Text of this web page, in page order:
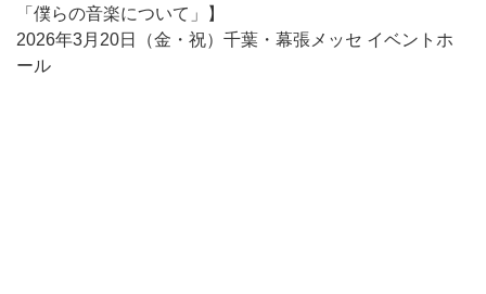
「僕らの音楽について」】
2026年3月20日（金・祝）千葉・幕張メッセ イベントホ
ール